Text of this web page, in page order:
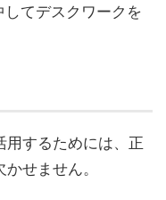
てデスクワークを
用するためには、正
せません。